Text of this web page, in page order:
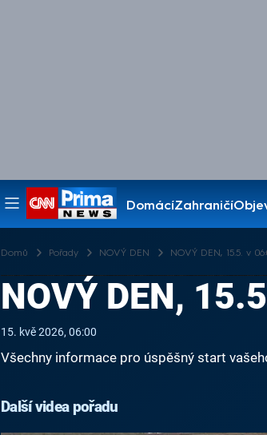
DomácíZahraničí
Pořady
Domů Pořady NOVÝ DEN NOVÝ DEN, 15.5. v
NOVÝ DEN,
15. kvě 2026, 06:00
Všechny informace pro úspěšný start
Další videa pořadu